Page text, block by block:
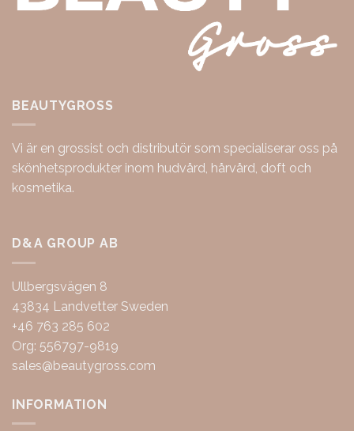
BEAUTYGROSS
Vi är en grossist och distributör som specialiserar oss på
skönhetsprodukter inom hudvård, hårvård, doft och
kosmetika.
D&A GROUP AB
Ullbergsvägen 8
43834 Landvetter Sweden
+46 763 285 602
Org: 556797-9819
sales@beautygross.com
INFORMATION